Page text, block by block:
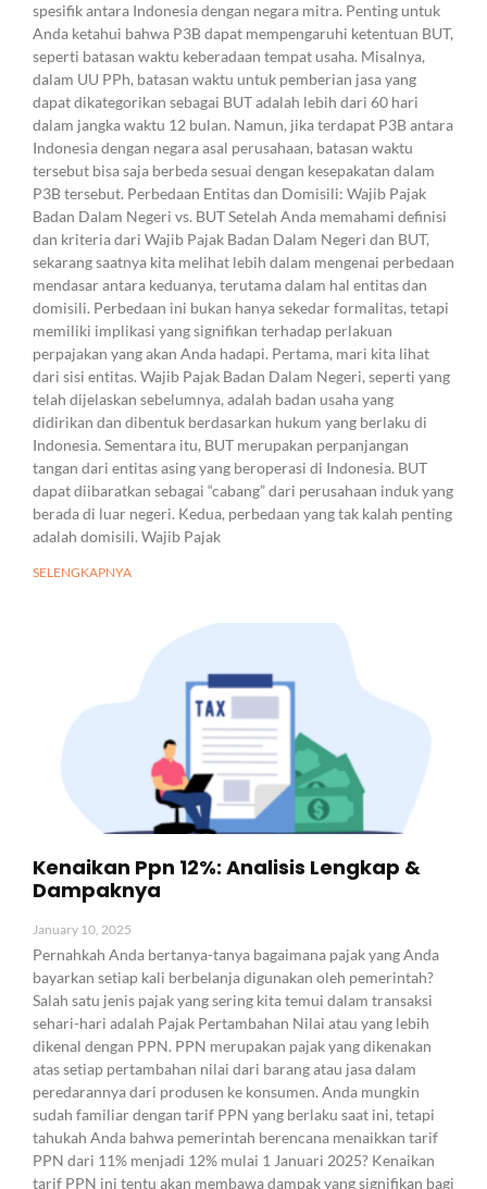
spesifik antara Indonesia dengan negara mitra. Penting untuk
Anda ketahui bahwa P3B dapat mempengaruhi ketentuan BUT,
seperti batasan waktu keberadaan tempat usaha. Misalnya,
dalam UU PPh, batasan waktu untuk pemberian jasa yang
dapat dikategorikan sebagai BUT adalah lebih dari 60 hari
dalam jangka waktu 12 bulan. Namun, jika terdapat P3B antara
Indonesia dengan negara asal perusahaan, batasan waktu
tersebut bisa saja berbeda sesuai dengan kesepakatan dalam
P3B tersebut. Perbedaan Entitas dan Domisili: Wajib Pajak
Badan Dalam Negeri vs. BUT Setelah Anda memahami definisi
dan kriteria dari Wajib Pajak Badan Dalam Negeri dan BUT,
sekarang saatnya kita melihat lebih dalam mengenai perbedaan
mendasar antara keduanya, terutama dalam hal entitas dan
domisili. Perbedaan ini bukan hanya sekedar formalitas, tetapi
memiliki implikasi yang signifikan terhadap perlakuan
perpajakan yang akan Anda hadapi. Pertama, mari kita lihat
dari sisi entitas. Wajib Pajak Badan Dalam Negeri, seperti yang
telah dijelaskan sebelumnya, adalah badan usaha yang
didirikan dan dibentuk berdasarkan hukum yang berlaku di
Indonesia. Sementara itu, BUT merupakan perpanjangan
tangan dari entitas asing yang beroperasi di Indonesia. BUT
dapat diibaratkan sebagai “cabang” dari perusahaan induk yang
berada di luar negeri. Kedua, perbedaan yang tak kalah penting
adalah domisili. Wajib Pajak
SELENGKAPNYA
Kenaikan Ppn 12%: Analisis Lengkap &
Dampaknya
January 10, 2025
Pernahkah Anda bertanya-tanya bagaimana pajak yang Anda
bayarkan setiap kali berbelanja digunakan oleh pemerintah?
Salah satu jenis pajak yang sering kita temui dalam transaksi
sehari-hari adalah Pajak Pertambahan Nilai atau yang lebih
dikenal dengan PPN. PPN merupakan pajak yang dikenakan
atas setiap pertambahan nilai dari barang atau jasa dalam
peredarannya dari produsen ke konsumen. Anda mungkin
sudah familiar dengan tarif PPN yang berlaku saat ini, tetapi
tahukah Anda bahwa pemerintah berencana menaikkan tarif
PPN dari 11% menjadi 12% mulai 1 Januari 2025? Kenaikan
tarif PPN ini tentu akan membawa dampak yang signifikan bagi